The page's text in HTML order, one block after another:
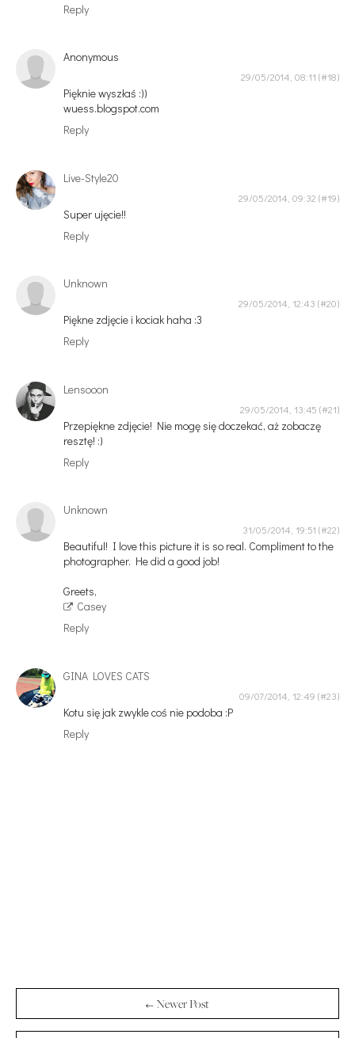
Reply
Anonymous
29/05/2014, 08:11
Pięknie wyszłaś :))
wuess.blogspot.com
Reply
Live-Style20
29/05/2014, 09:32
Super ujęcie!!
Reply
Unknown
29/05/2014, 12:43
Piękne zdjęcie i kociak haha :3
Reply
Lensooon
29/05/2014, 13:45
Przepiękne zdjęcie! Nie mogę się doczekać, aż zobaczę
resztę! :)
Reply
Unknown
31/05/2014, 19:51
Beautiful! I love this picture it is so real. Compliment to the
photographer. He did a good job!
Greets,
Casey
Reply
GINA LOVES CATS
09/07/2014, 12:49
Kotu się jak zwykle coś nie podoba :P
Reply
← Newer Post